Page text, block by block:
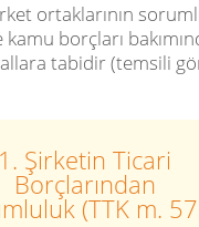
ortaklarının
borçları
tabidir (temsili
1. Şirketin Ticari
Borçlarından
(TTK m.